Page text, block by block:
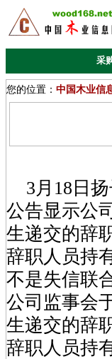
采
您的位置： 中国木业信
3月18日扬
公告显示公
生递交的辞
辞职人员持
不是失信联
公司监事会
生递交的辞
辞职人员持